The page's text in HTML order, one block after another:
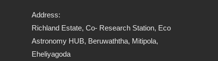
Address:
Richland Estate, Co- Research Station, Eco
Astronomy HUB, Beruwaththa, Mitipola,
Eheliyagoda